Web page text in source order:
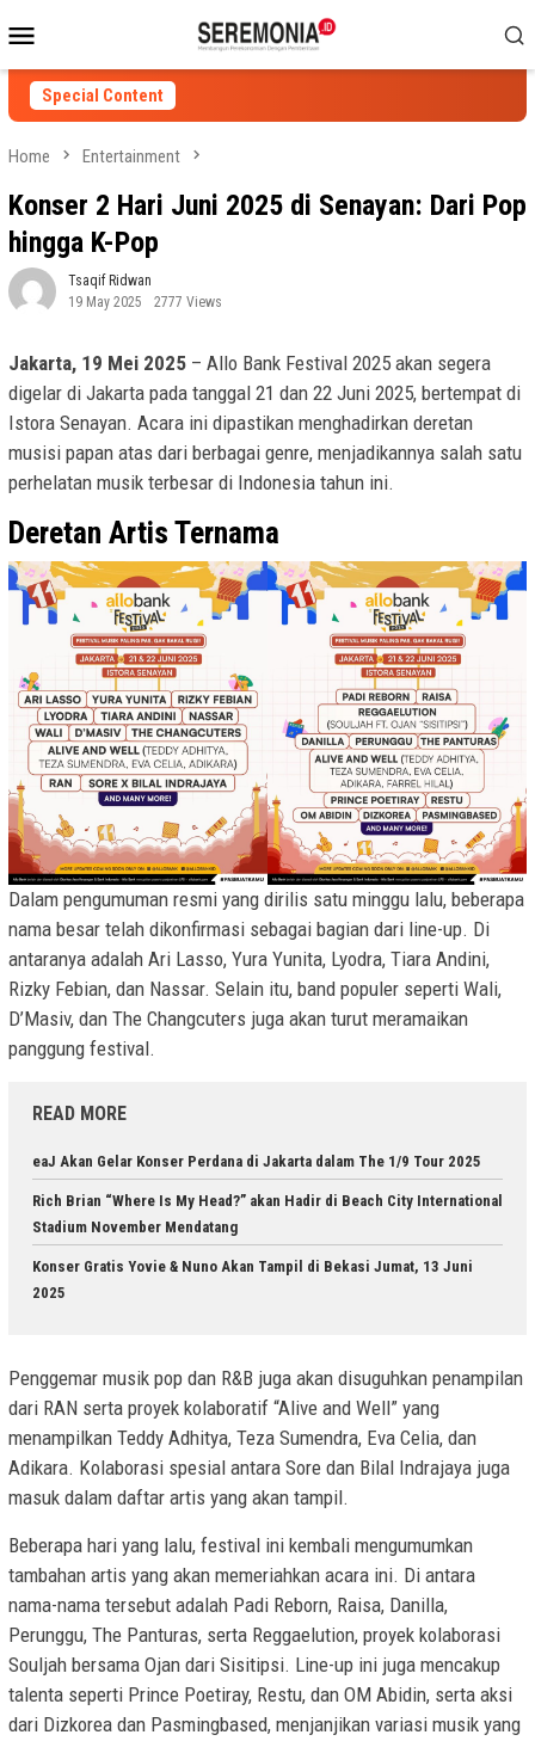
to
contentMenu
Special Content
Home Entertainment
Konser 2 Hari Juni 2025 di Senayan: Dari Pop
hingga K-Pop
Tsaqif Ridwan
19 May 2025
2777 Views
Jakarta, 19 Mei 2025 – Allo Bank Festival 2025 akan segera
digelar di Jakarta pada tanggal 21 dan 22 Juni 2025, bertempat di
Istora Senayan. Acara ini dipastikan menghadirkan deretan
musisi papan atas dari berbagai genre, menjadikannya salah satu
perhelatan musik terbesar di Indonesia tahun ini.
Deretan Artis Ternama
Dalam pengumuman resmi yang dirilis satu minggu lalu, beberapa
nama besar telah dikonfirmasi sebagai bagian dari line-up. Di
antaranya adalah Ari Lasso, Yura Yunita, Lyodra, Tiara Andini,
Rizky Febian, dan Nassar. Selain itu, band populer seperti Wali,
D’Masiv, dan The Changcuters juga akan turut meramaikan
panggung festival.
READ MORE
eaJ Akan Gelar Konser Perdana di Jakarta dalam The 1/9 Tour 2025
Rich Brian “Where Is My Head?” akan Hadir di Beach City International
Stadium November Mendatang
Konser Gratis Yovie & Nuno Akan Tampil di Bekasi Jumat, 13 Juni
2025
Penggemar musik pop dan R&B juga akan disuguhkan penampilan
dari RAN serta proyek kolaboratif “Alive and Well” yang
menampilkan Teddy Adhitya, Teza Sumendra, Eva Celia, dan
Adikara. Kolaborasi spesial antara Sore dan Bilal Indrajaya juga
masuk dalam daftar artis yang akan tampil.
Beberapa hari yang lalu, festival ini kembali mengumumkan
tambahan artis yang akan memeriahkan acara ini. Di antara
nama-nama tersebut adalah Padi Reborn, Raisa, Danilla,
Perunggu, The Panturas, serta Reggaelution, proyek kolaborasi
Souljah bersama Ojan dari Sisitipsi. Line-up ini juga mencakup
talenta seperti Prince Poetiray, Restu, dan OM Abidin, serta aksi
dari Dizkorea dan Pasmingbased, menjanjikan variasi musik yang